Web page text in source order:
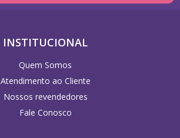
INSTITUCIONAL
Quem Somos
Atendimento ao Cliente
Nossos revendedores
Fale Conosco